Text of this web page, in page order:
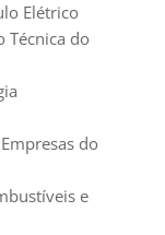
Elétrico
Técnica do
do
e